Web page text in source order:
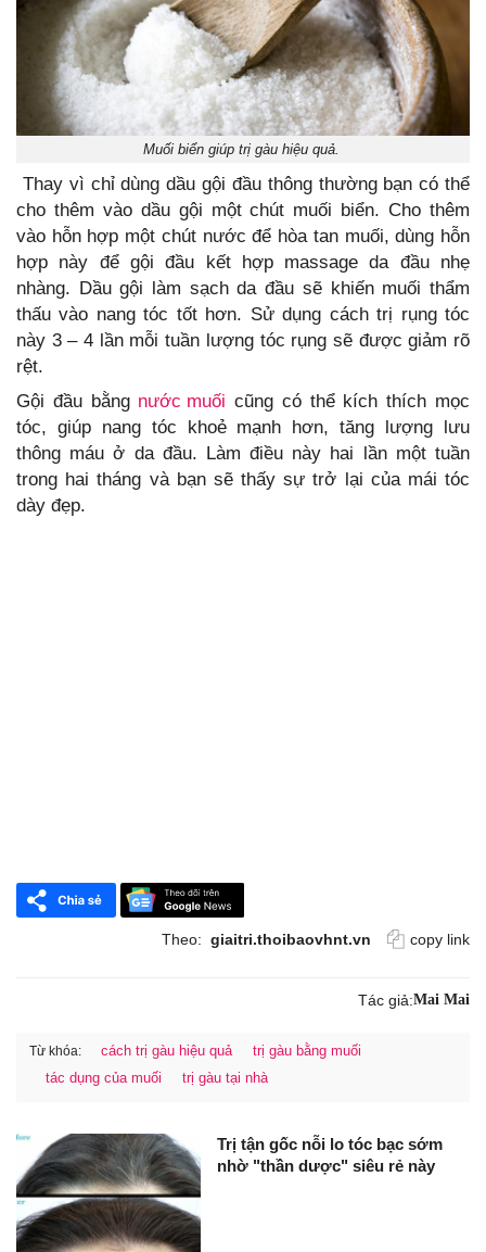
Muối biển giúp trị gàu hiệu quả.
Thay vì chỉ dùng dầu gội đầu thông thường bạn có thể
cho thêm vào dầu gội một chút muối biển. Cho thêm
vào hỗn hợp một chút nước để hòa tan muối, dùng hỗn
hợp này để gội đầu kết hợp massage da đầu nhẹ
nhàng. Dầu gội làm sạch da đầu sẽ khiến muối thẩm
thấu vào nang tóc tốt hơn. Sử dụng cách trị rụng tóc
này 3 – 4 lần mỗi tuần lượng tóc rụng sẽ được giảm rõ
rệt.
Gội đầu bằng nước muối cũng có thể kích thích mọc
tóc, giúp nang tóc khoẻ mạnh hơn, tăng lượng lưu
thông máu ở da đầu. Làm điều này hai lần một tuần
trong hai tháng và bạn sẽ thấy sự trở lại của mái tóc
dày đẹp.
Theo: giaitri.thoibaovhnt.vn copy link
Tác giả:Mai Mai
Từ khóa: cách trị gàu hiệu quả
trị gàu bằng muối
tác dụng của muối
trị gàu tại nhà
Trị tận gốc nỗi lo tóc bạc sớm
nhờ "thần dược" siêu rẻ này